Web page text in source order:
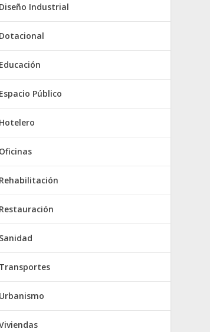
Diseño Industrial
Dotacional
Educación
Espacio Público
Hotelero
Oficinas
Rehabilitación
Restauración
Sanidad
Transportes
Urbanismo